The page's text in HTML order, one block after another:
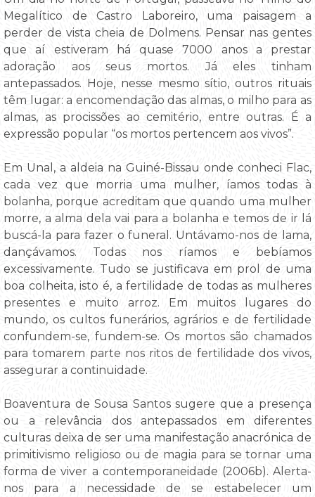
Megalítico de Castro Laboreiro, uma paisagem a
perder de vista cheia de Dolmens. Pensar nas gentes
que aí estiveram há quase 7000 anos a prestar
adoração aos seus mortos. Já eles tinham
antepassados. Hoje, nesse mesmo sítio, outros rituais
têm lugar: a encomendação das almas, o milho para as
almas, as procissões ao cemitério, entre outras. É a
expressão popular “os mortos pertencem aos vivos”.
Em Unal, a aldeia na Guiné-Bissau onde conheci Flac,
cada vez que morria uma mulher, íamos todas à
bolanha, porque acreditam que quando uma mulher
morre, a alma dela vai para a bolanha e temos de ir lá
buscá-la para fazer o funeral. Untávamo-nos de lama,
dançávamos. Todas nos ríamos e bebíamos
excessivamente. Tudo se justificava em prol de uma
boa colheita, isto é, a fertilidade de todas as mulheres
presentes e muito arroz. Em muitos lugares do
mundo, os cultos funerários, agrários e de fertilidade
confundem-se, fundem-se. Os mortos são chamados
para tomarem parte nos ritos de fertilidade dos vivos,
assegurar a continuidade.
Boaventura de Sousa Santos sugere que a presença
ou a relevância dos antepassados em diferentes
culturas deixa de ser uma manifestação anacrónica de
primitivismo religioso ou de magia para se tornar uma
forma de viver a contemporaneidade (2006b). Alerta-
nos para a necessidade de se estabelecer um